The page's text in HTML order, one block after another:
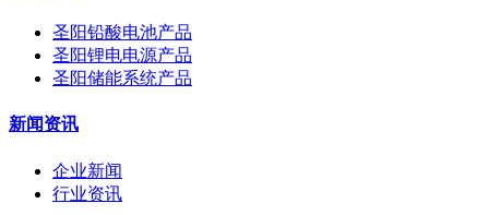
圣阳铅酸电池产品
圣阳锂电电源产品
圣阳储能系统产品
新闻资讯
企业新闻
行业资讯